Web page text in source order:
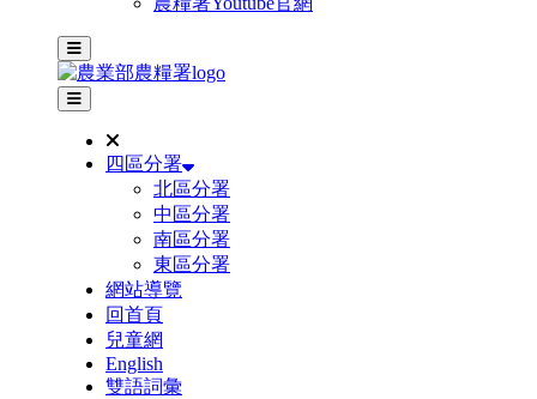
主選單
其他網站選單
四區分署
北區分署
中區分署
南區分署
東區分署
網站導覽
回首頁
兒童網
English
雙語詞彙